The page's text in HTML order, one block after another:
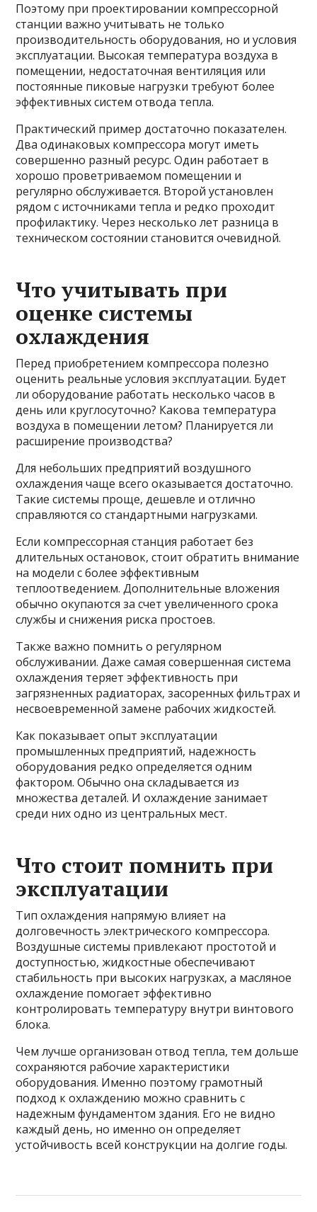
Поэтому при проектировании компрессорной
станции важно учитывать не только
производительность оборудования, но и условия
эксплуатации. Высокая температура воздуха в
помещении, недостаточная вентиляция или
постоянные пиковые нагрузки требуют более
эффективных систем отвода тепла.
Практический пример достаточно показателен.
Два одинаковых компрессора могут иметь
совершенно разный ресурс. Один работает в
хорошо проветриваемом помещении и
регулярно обслуживается. Второй установлен
рядом с источниками тепла и редко проходит
профилактику. Через несколько лет разница в
техническом состоянии становится очевидной.
Что учитывать при
оценке системы
охлаждения
Перед приобретением компрессора полезно
оценить реальные условия эксплуатации. Будет
ли оборудование работать несколько часов в
день или круглосуточно? Какова температура
воздуха в помещении летом? Планируется ли
расширение производства?
Для небольших предприятий воздушного
охлаждения чаще всего оказывается достаточно.
Такие системы проще, дешевле и отлично
справляются со стандартными нагрузками.
Если компрессорная станция работает без
длительных остановок, стоит обратить внимание
на модели с более эффективным
теплоотведением. Дополнительные вложения
обычно окупаются за счет увеличенного срока
службы и снижения риска простоев.
Также важно помнить о регулярном
обслуживании. Даже самая совершенная система
охлаждения теряет эффективность при
загрязненных радиаторах, засоренных фильтрах и
несвоевременной замене рабочих жидкостей.
Как показывает опыт эксплуатации
промышленных предприятий, надежность
оборудования редко определяется одним
фактором. Обычно она складывается из
множества деталей. И охлаждение занимает
среди них одно из центральных мест.
Что стоит помнить при
эксплуатации
Тип охлаждения напрямую влияет на
долговечность электрического компрессора.
Воздушные системы привлекают простотой и
доступностью, жидкостные обеспечивают
стабильность при высоких нагрузках, а масляное
охлаждение помогает эффективно
контролировать температуру внутри винтового
блока.
Чем лучше организован отвод тепла, тем дольше
сохраняются рабочие характеристики
оборудования. Именно поэтому грамотный
подход к охлаждению можно сравнить с
надежным фундаментом здания. Его не видно
каждый день, но именно он определяет
устойчивость всей конструкции на долгие годы.